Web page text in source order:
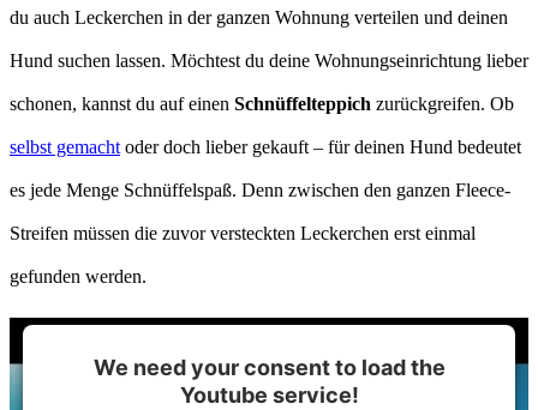
du auch Leckerchen in der ganzen Wohnung verteilen und deinen
Hund suchen lassen. Möchtest du deine Wohnungseinrichtung lieber
schonen, kannst du auf einen Schnüffelteppich zurückgreifen. Ob
selbst gemacht oder doch lieber gekauft – für deinen Hund bedeutet
es jede Menge Schnüffelspaß. Denn zwischen den ganzen Fleece-
Streifen müssen die zuvor versteckten Leckerchen erst einmal
gefunden werden.
We need your consent to load the
Youtube service!